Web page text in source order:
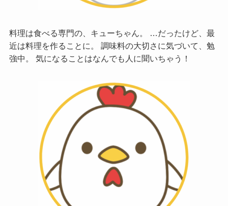
料理は食べる専門の、キューちゃん。 …だったけど、最
近は料理を作ることに。 調味料の大切さに気づいて、勉
強中。 気になることはなんでも人に聞いちゃう！